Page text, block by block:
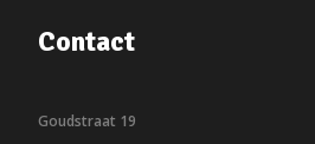
Contact
Goudstraat 19